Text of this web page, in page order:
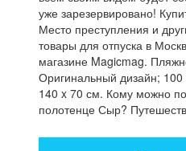
уже зарезервировано!
Место преступления и
товары для отпуска в
магазине Magicmag.
Оригинальный дизайн;
140 x 70 см. Кому можно
полотенце Сыр?